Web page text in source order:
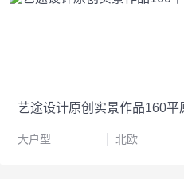
艺途设计原创实景作品160平
大户型 北欧